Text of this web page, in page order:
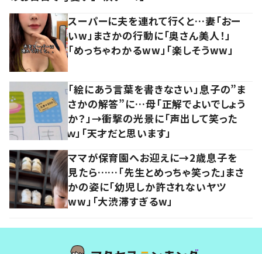
スーパーに夫を連れて行くと…妻「おー
いw」まさかの行動に「奥さん美人！」
「めっちゃわかるww」「楽しそうww」
「絵にあう言葉を書きなさい」息子の”ま
さかの解答”に…母「正解でよいでしょう
か？」→衝撃の光景に「声出して笑った
ｗ」「天才だと思います」
ママが保育園へお迎えに→2歳息子を
見たら……「先生とめっちゃ笑った」まさ
かの姿に「幼児しか許されないヤツ
ww」「大渋滞すぎるw」